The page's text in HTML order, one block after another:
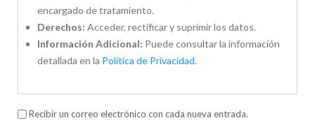
encargado de tratamiento.
Derechos: Acceder, rectificar y suprimir los datos.
Información Adicional: Puede consultar la información
detallada en la Política de Privacidad.
Recibir un correo electrónico con cada nueva entrada.